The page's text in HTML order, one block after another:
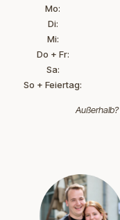
Mo:
Di:
Mi:
Do + Fr:
Sa:
So + Feiertag:
Außerhalb?